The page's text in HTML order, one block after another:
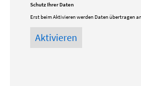
Schutz Ihrer Daten
Erst beim Aktivieren werden Daten übertragen